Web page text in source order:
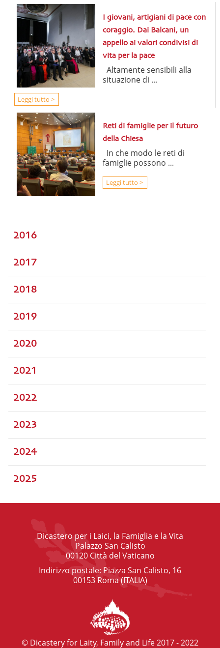
I giovani, artigiani di pace con
coraggio. Dai Balcani, un
appello ai valori condivisi di
vita per la pace
Altamente sensibili alla
situazione di ...
Leggi tutto >
Reti di famiglie per il futuro
della Chiesa
In che modo le reti di
famiglie possono ...
Leggi tutto >
2016
2017
2018
2019
2020
2021
2022
2023
2024
2025
Dicastero per i Laici, la Famiglia e la Vita
Palazzo San Calisto
00120 Città del Vaticano
Indirizzo postale: Piazza San Calisto, 16
00153 Roma (ITALIA)
© Dicastery for Laity, Family and Life 2017 - 2022